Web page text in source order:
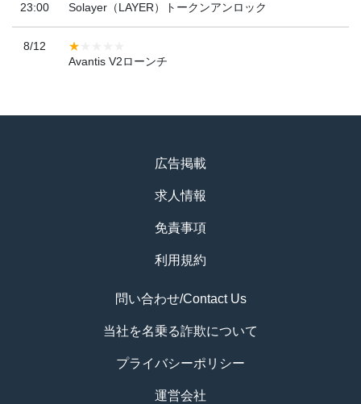
23:00
Solayer（LAYER）トークンアンロック
8/12
Avantis V2ローンチ
広告掲載
求人情報
免責事項
利用規約
問い合わせ/Contact Us
当社を名乗る詐欺について
プライバシーポリシー
運営会社